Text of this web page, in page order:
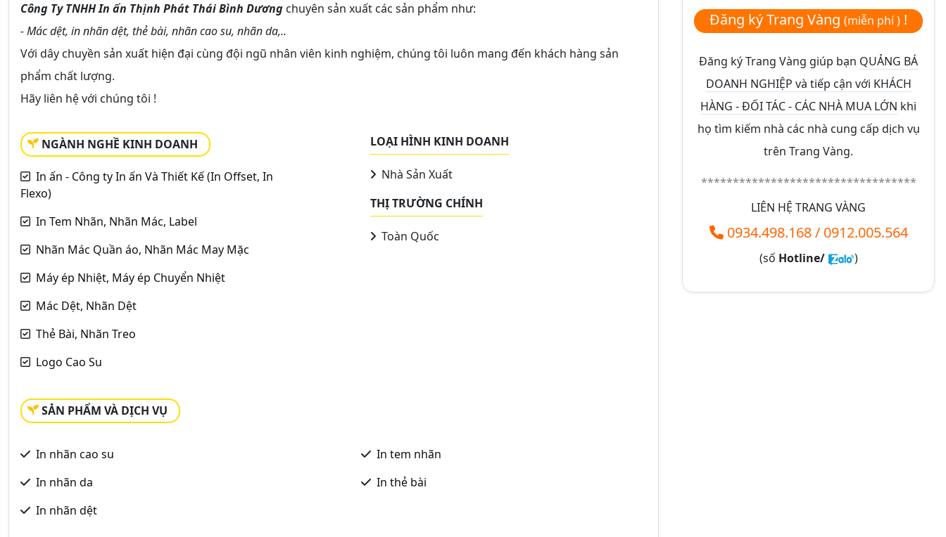
Công Ty TNHH In ấn Thịnh Phát Thái Bình Dương chuyên sản xuất các sản phẩm như:
- Mác dệt, in nhãn dệt, thẻ bài, nhãn cao su, nhãn da,..
Với dây chuyền sản xuất hiện đại cùng đội ngũ nhân viên kinh nghiệm, chúng tôi luôn mang đến khách hàng sản
phẩm chất lượng.
Hãy liên hệ với chúng tôi !
NGÀNH NGHỀ KINH DOANH
In ấn - Công ty In ấn Và Thiết Kế (In Offset, In
Flexo)
In Tem Nhãn, Nhãn Mác, Label
Nhãn Mác Quần áo, Nhãn Mác May Mặc
Máy ép Nhiệt, Máy ép Chuyển Nhiệt
Mác Dệt, Nhãn Dệt
Thẻ Bài, Nhãn Treo
Logo Cao Su
LOẠI HÌNH KINH DOANH
Nhà Sản Xuất
THỊ TRƯỜNG CHÍNH
Toàn Quốc
SẢN PHẨM VÀ DỊCH VỤ
In nhãn cao su
In nhãn da
In nhãn dệt
In tem nhãn
In thẻ bài
Đăng ký Trang Vàng (miễn phí ) !
Đăng ký Trang Vàng giúp bạn QUẢNG BÁ
DOANH NGHIỆP và tiếp cận với KHÁCH
HÀNG - ĐỐI TÁC - CÁC NHÀ MUA LỚN khi
họ tìm kiếm nhà các nhà cung cấp dịch vụ
trên Trang Vàng.
**********************************
LIÊN HỆ TRANG VÀNG
0934.498.168/ 0912.005.564
(số Hotline/ )